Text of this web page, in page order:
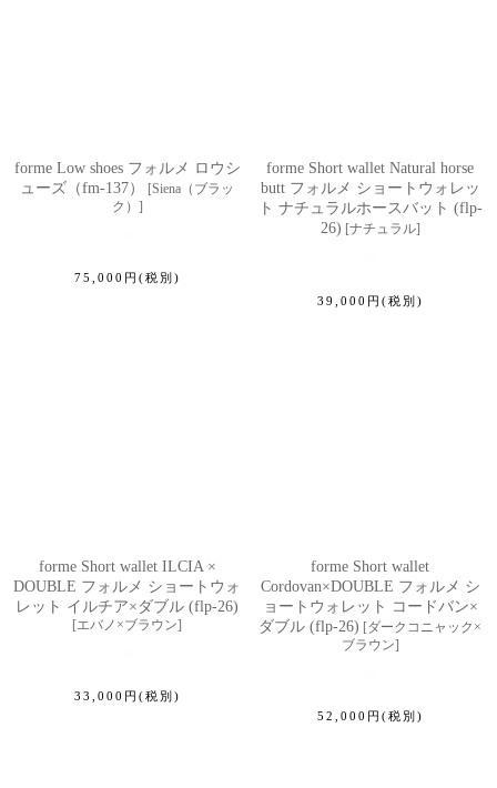
forme Low shoes フォルメ ロウシ
ューズ（fm-137）
[Siena（ブラッ
ク） ]
75,000 円 (税別)
forme Short wallet Natural horse
butt フォルメ ショートウォレッ
ト ナチュラルホースバット (flp-
26) [ナチュラル]
39,000 円 (税別)
forme Short wallet ILCIA ×
DOUBLE フォルメ ショートウォ
レット イルチア×ダブル (flp-26)
[エバノ×ブラウン]
33,000 円 (税別)
forme Short wallet
Cordovan×DOUBLE フォルメ シ
ョートウォレット コードバン×
ダブル (flp-26) [ダークコニャック×
ブラウン]
52,000 円 (税別)